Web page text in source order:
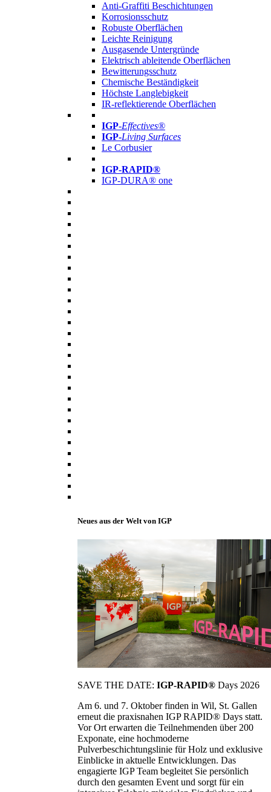
Anti-Graffiti Beschichtungen
Korrosionsschutz
Robuste Oberflächen
Leichte Reinigung
Ausgasende Untergründe
Elektrisch ableitende Oberflächen
Bewitterungsschutz
Chemische Beständigkeit
Höchste Langlebigkeit
IR-reflektierende Oberflächen
IGP-Effectives®
IGP-Living Surfaces
Le Corbusier
IGP-RAPID®
IGP-DURA® one
Neues aus der Welt von IGP
SAVE THE DATE: IGP-RAPID® Days 2026
Am 6. und 7. Oktober finden in Wil, St. Gallen
erneut die praxisnahen IGP RAPID® Days statt.
Vor Ort erwarten die Teilnehmenden über 200
Exponate, eine hochmoderne
Pulverbeschichtungslinie für Holz und exklusive
Einblicke in aktuelle Entwicklungen. Das
engagierte IGP Team begleitet Sie persönlich
durch den gesamten Event und sorgt für ein